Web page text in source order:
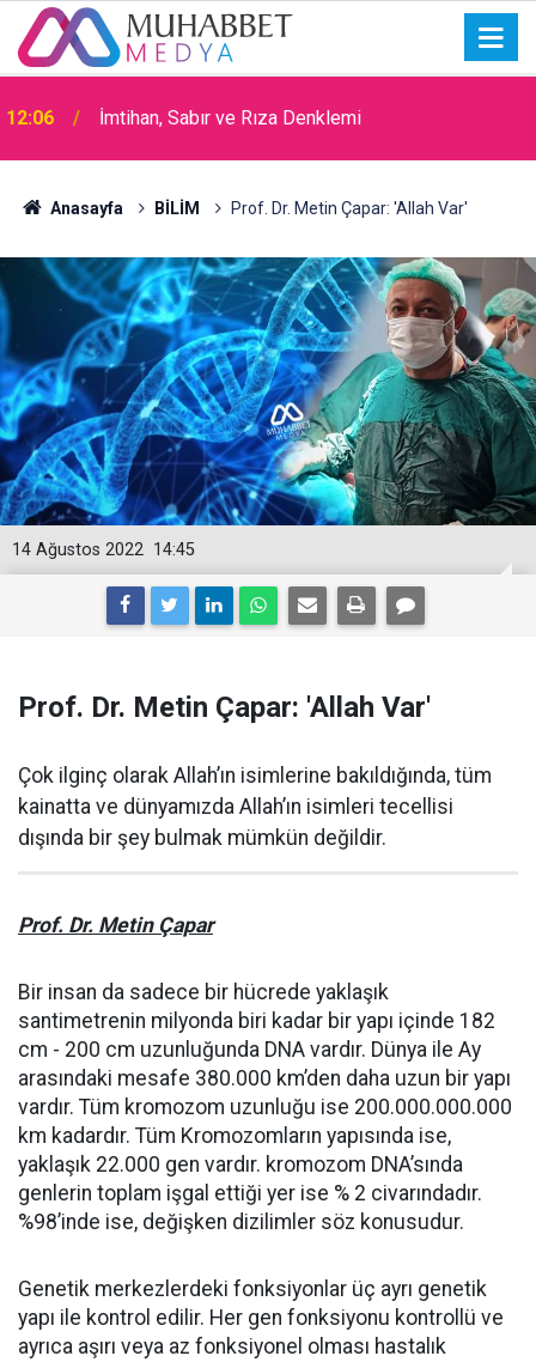
15:30 Okullarda Cami Açılması Laikliğe Aykırıymış!
Anasayfa BİLİM Prof. Dr. Metin Çapar: 'Allah Var'
14:45
14 Ağustos 2022
Prof. Dr. Metin Çapar: 'Allah Var'
Çok ilginç olarak Allah’ın isimlerine bakıldığında, tüm
kainatta ve dünyamızda Allah’ın isimleri tecellisi
dışında bir şey bulmak mümkün değildir.
Prof. Dr. Metin Çapar
Bir insan da sadece bir hücrede yaklaşık
santimetrenin milyonda biri kadar bir yapı içinde 182
cm - 200 cm uzunluğunda DNA vardır. Dünya ile Ay
arasındaki mesafe 380.000 km’den daha uzun bir yapı
vardır. Tüm kromozom uzunluğu ise 200.000.000.000
km kadardır. Tüm Kromozomların yapısında ise,
yaklaşık 22.000 gen vardır. kromozom DNA’sında
genlerin toplam işgal ettiği yer ise % 2 civarındadır.
%98’inde ise, değişken dizilimler söz konusudur.
Genetik merkezlerdeki fonksiyonlar üç ayrı genetik
yapı ile kontrol edilir. Her gen fonksiyonu kontrollü ve
ayrıca aşırı veya az fonksiyonel olması hastalık